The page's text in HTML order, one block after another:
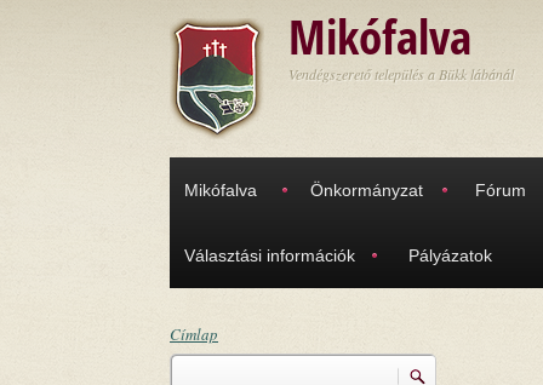
Mikófalva
Vendégszerető település a Bükk lábánál
Mikófalva Önkormányzat Fórum
Választási információk Pályázatok
Címlap
Keresés